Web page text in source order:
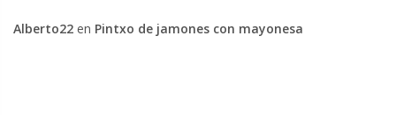
Alberto22 en Pintxo de jamones con mayonesa